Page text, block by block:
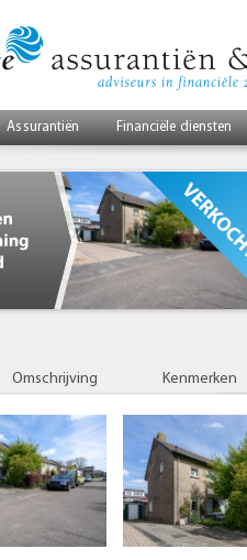
Assurantiën Financiële diensten
Omschrijving Kenmerken